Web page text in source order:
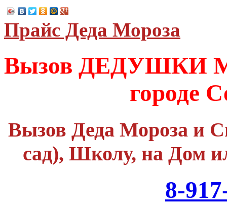
Прайс Деда Мороза
Вызов ДЕДУШКИ
городе
Вызов Деда Мороза и
сад), Школу, на Дом
8-